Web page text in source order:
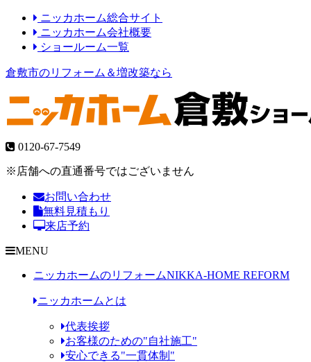
ニッカホーム総合サイト
ニッカホーム会社概要
ショールーム一覧
倉敷市のリフォーム＆増改築なら
0120-67-7549
※店舗への直通番号ではございません
お問い合わせ
無料見積もり
来店予約
MENU
ニッカホームのリフォームNIKKA-HOME REFORM
ニッカホームとは
代表挨拶
お客様のための"自社施工"
安心できる"一貫体制"